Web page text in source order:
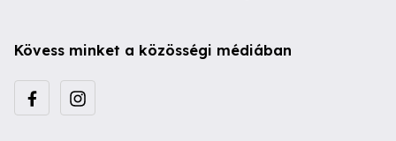
Kövess minket a közösségi médiában